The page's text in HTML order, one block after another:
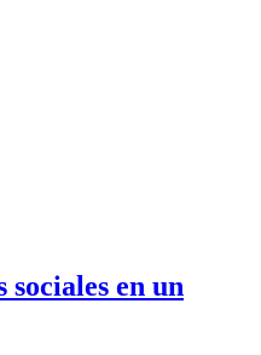
sociales en un